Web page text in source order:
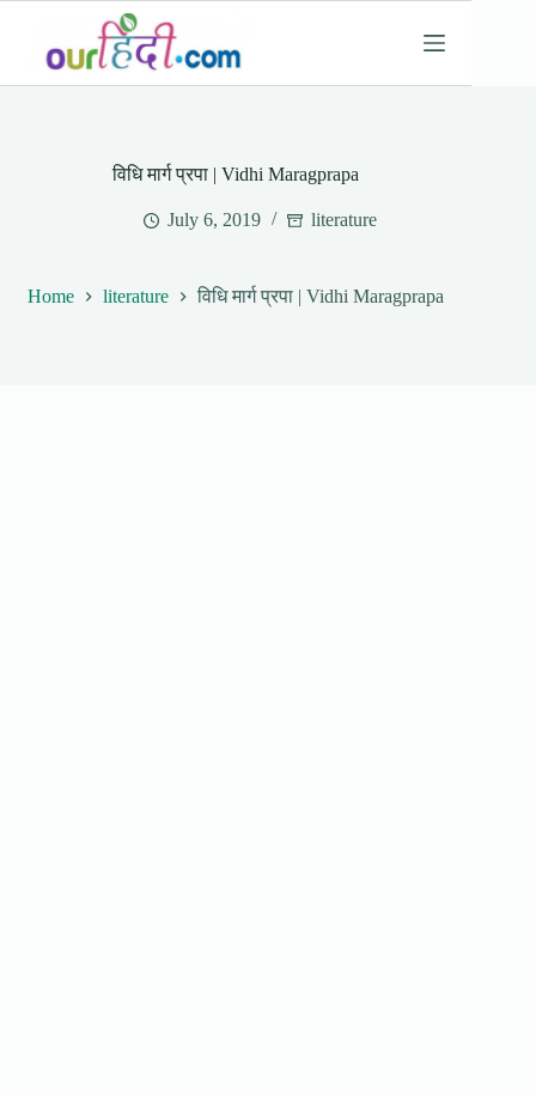
content
विधि मार्ग प्रपा | Vidhi Maragprapa
July 6, 2019 literature
Home literature विधि मार्ग प्रपा | Vidhi Maragprapa